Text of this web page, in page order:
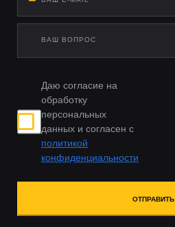
Даю согласие на
обработку
персональных
данных и согласен с
политикой
конфиденциальности
ОТПРАВИТЬ